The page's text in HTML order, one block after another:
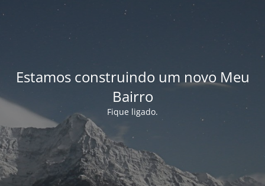
Estamos construindo um novo Meu
Bairro
Fique ligado.